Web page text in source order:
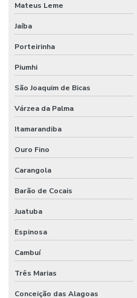
Mateus Leme
Jaíba
Porteirinha
Piumhi
São Joaquim de Bicas
Várzea da Palma
Itamarandiba
Ouro Fino
Carangola
Barão de Cocais
Juatuba
Espinosa
Cambuí
Três Marias
Conceição das Alagoas